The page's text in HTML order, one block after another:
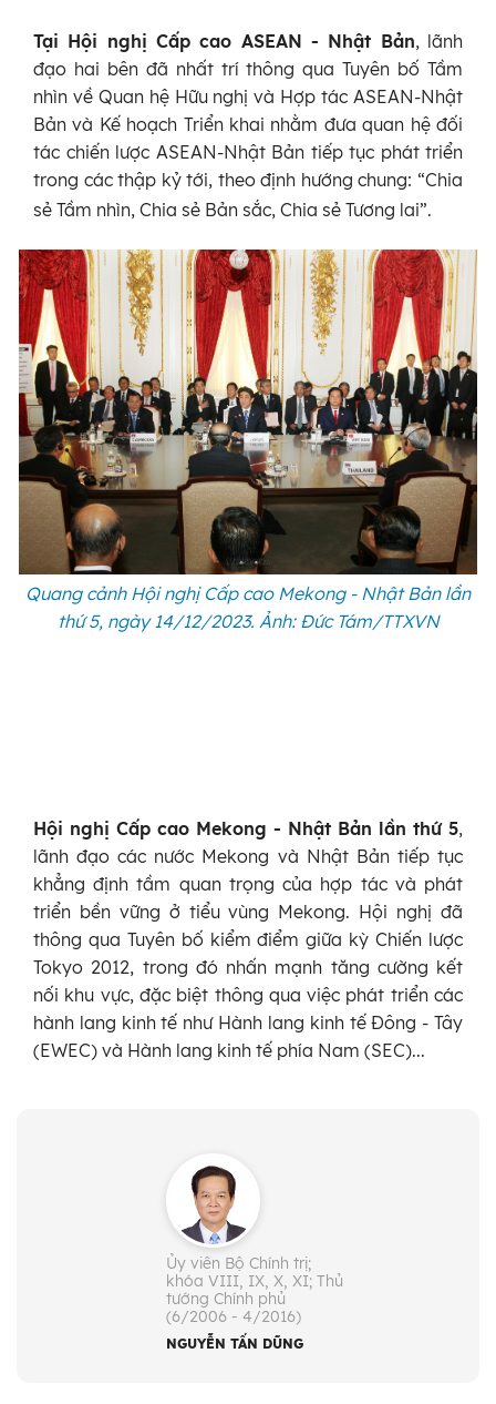
Tại Hội nghị Cấp cao ASEAN - Nhật Bản, lãnh
đạo hai bên đã nhất trí thông qua Tuyên bố Tầm
nhìn về Quan hệ Hữu nghị và Hợp tác ASEAN-Nhật
Bản và Kế hoạch Triển khai nhằm đưa quan hệ đối
tác chiến lược ASEAN-Nhật Bản tiếp tục phát triển
trong các thập kỷ tới, theo định hướng chung: “Chia
sẻ Tầm nhìn, Chia sẻ Bản sắc, Chia sẻ Tương lai”.
Quang cảnh Hội nghị Cấp cao Mekong - Nhật Bản lần
thứ 5, ngày 14/12/2023. Ảnh: Đức Tám/TTXVN
Hội nghị Cấp cao Mekong - Nhật Bản lần thứ 5,
lãnh đạo các nước Mekong và Nhật Bản tiếp tục
khẳng định tầm quan trọng của hợp tác và phát
triển bền vững ở tiểu vùng Mekong. Hội nghị đã
thông qua Tuyên bố kiểm điểm giữa kỳ Chiến lược
Tokyo 2012, trong đó nhấn mạnh tăng cường kết
nối khu vực, đặc biệt thông qua việc phát triển các
hành lang kinh tế như Hành lang kinh tế Đông - Tây
(EWEC) và Hành lang kinh tế phía Nam (SEC)...
Ủy viên Bộ Chính trị;
khóa VIII, IX, X, XI; Thủ
tướng Chính phủ
(6/2006 - 4/2016)
NGUYỄN TẤN DŨNG